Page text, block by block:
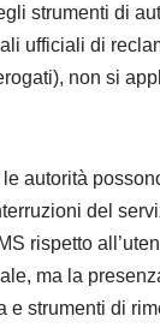
strumenti di
ufficiali di
non si
autorità
del
rispetto
ma la
e strumenti di